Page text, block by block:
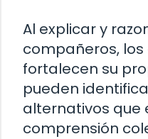
Al explicar y
compañeros,
fortalecen su
pueden
alternativos que
comprensión